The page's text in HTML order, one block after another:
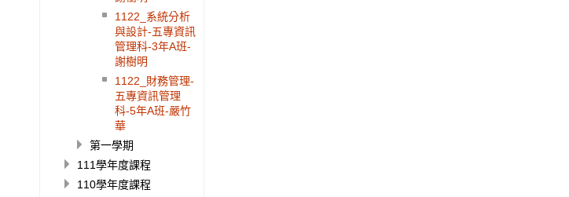
1122_系統分析
與設計-五專資訊
管理科-3年A班-
謝樹明
1122_財務管理-
五專資訊管理
科-5年A班-嚴竹
華
第一學期
111學年度課程
110學年度課程